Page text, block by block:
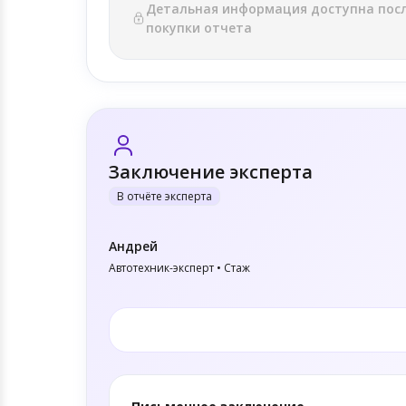
Детальная информация доступна
покупки отчета
Заключение эксперта
В отчёте эксперта
Андрей
Автотехник-эксперт • Стаж